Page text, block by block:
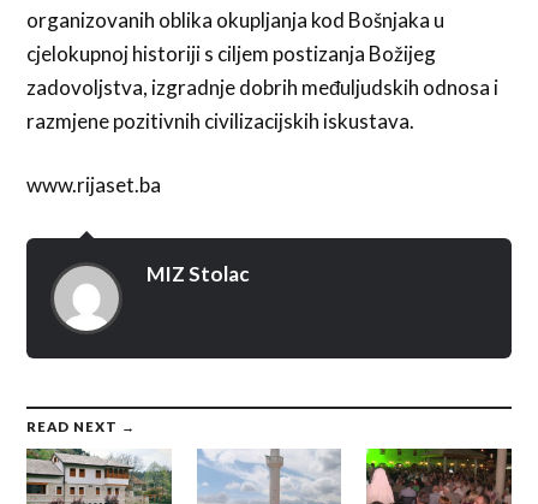
organizovanih oblika okupljanja kod Bošnjaka u
cjelokupnoj historiji s ciljem postizanja Božijeg
zadovoljstva, izgradnje dobrih međuljudskih odnosa i
razmjene pozitivnih civilizacijskih iskustava.
www.rijaset.ba
MIZ Stolac
READ NEXT →